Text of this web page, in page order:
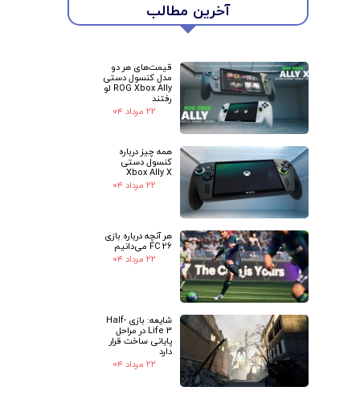
★
آخرین مطالب
قیمت‌های هر دو
مدل کنسول دستی
ROG Xbox Ally لو
رفتند
۲۲ مرداد ۰۴
همه چیز درباره
کنسول دستی
Xbox Ally X
۲۲ مرداد ۰۴
هر آنچه درباره بازی
FC 26 می‌دانیم
۲۲ مرداد ۰۴
شایعه: بازی Half-
Life 3 در مراحل
پایانی ساخت قرار
دارد
۲۲ مرداد ۰۴